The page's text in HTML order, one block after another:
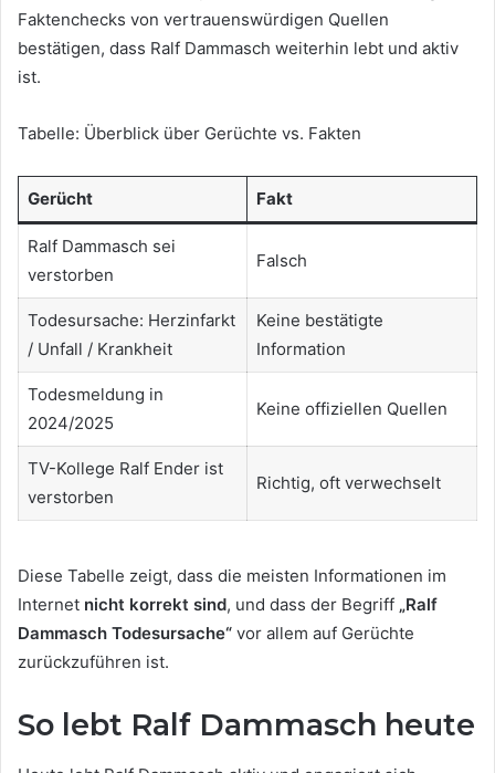
Faktenchecks von vertrauenswürdigen Quellen
bestätigen, dass Ralf Dammasch weiterhin lebt und aktiv
ist.
Tabelle: Überblick über Gerüchte vs. Fakten
Gerücht Fakt
Ralf Dammasch sei
verstorben
Falsch
Todesursache: Herzinfarkt
/ Unfall / Krankheit
Keine bestätigte
Information
Todesmeldung in
2024/2025
Keine offiziellen Quellen
TV-Kollege Ralf Ender ist
verstorben
Richtig, oft verwechselt
Diese Tabelle zeigt, dass die meisten Informationen im
Internet nicht korrekt sind, und dass der Begriff „Ralf
Dammasch Todesursache“ vor allem auf Gerüchte
zurückzuführen ist.
So lebt Ralf Dammasch heute